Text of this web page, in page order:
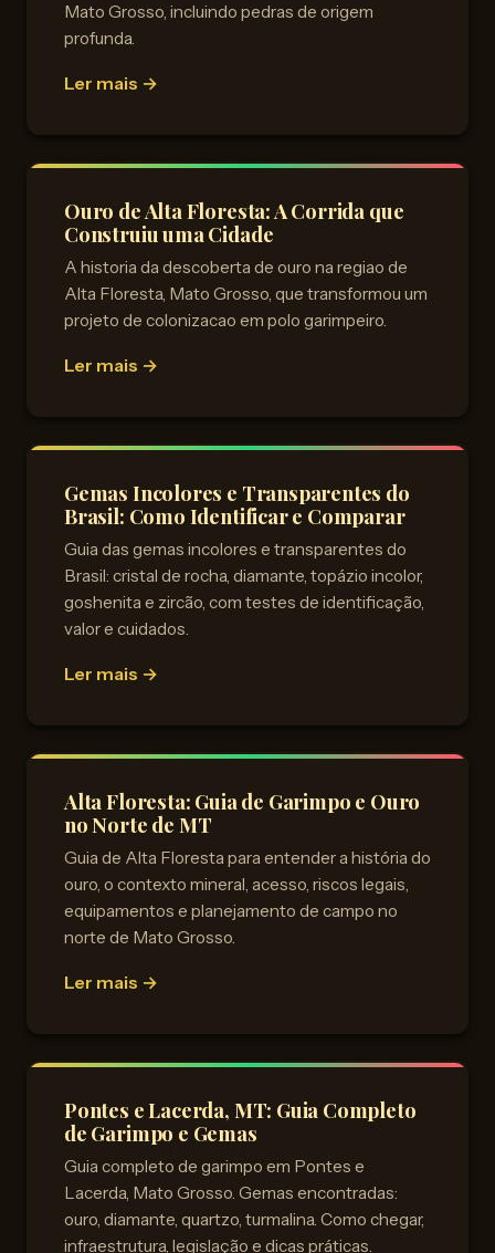
Mato Grosso, incluindo pedras de origem
profunda.
Ler mais →
Ouro de Alta Floresta: A Corrida que
Construiu uma Cidade
A historia da descoberta de ouro na regiao de
Alta Floresta, Mato Grosso, que transformou um
projeto de colonizacao em polo garimpeiro.
Ler mais →
Gemas Incolores e Transparentes do
Brasil: Como Identificar e Comparar
Guia das gemas incolores e transparentes do
Brasil: cristal de rocha, diamante, topázio incolor,
goshenita e zircão, com testes de identificação,
valor e cuidados.
Ler mais →
Alta Floresta: Guia de Garimpo e Ouro
no Norte de MT
Guia de Alta Floresta para entender a história do
ouro, o contexto mineral, acesso, riscos legais,
equipamentos e planejamento de campo no
norte de Mato Grosso.
Ler mais →
Pontes e Lacerda, MT: Guia Completo
de Garimpo e Gemas
Guia completo de garimpo em Pontes e
Lacerda, Mato Grosso. Gemas encontradas:
ouro, diamante, quartzo, turmalina. Como chegar,
infraestrutura, legislação e dicas práticas.